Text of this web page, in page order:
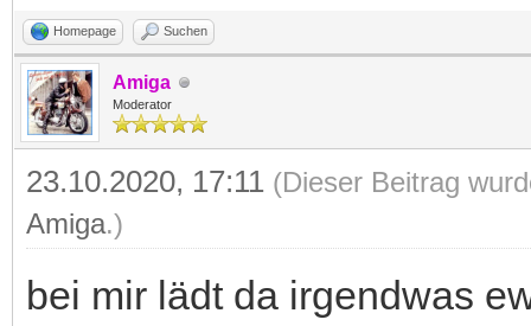
Homepage Suchen
Amiga
Moderator
23.10.2020, 17:11 (Dieser Beitrag
Amiga.)
bei mir lädt da irgendwas